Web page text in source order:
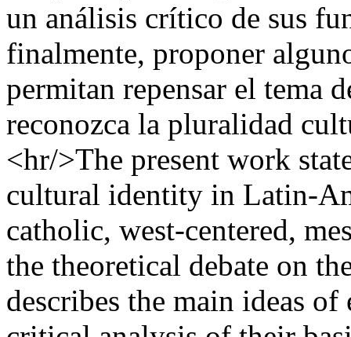
un análisis crítico de sus
finalmente, proponer
permitan repensar el tema
reconozca la pluralidad
<hr/>The present work
cultural identity in Latin-
catholic, west-centered,
the theoretical debate on
describes the main ideas of